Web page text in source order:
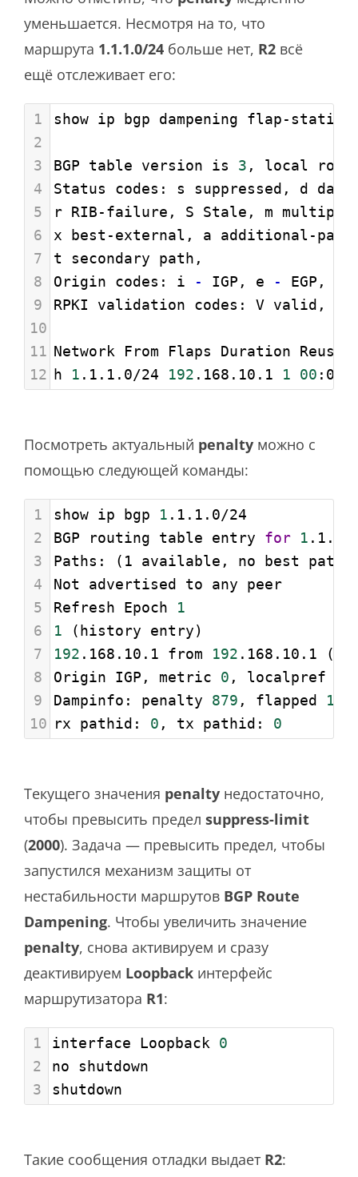
уменьшается. Несмотря на то, что
маршрута 1.1.1.0/24 больше нет, R2 всё
ещё отслеживает его:
1
show ip bgp dampening flap-
2
3
BGP table version is 3 , local
4
Status codes: s suppressed, d
5
r RIB-failure, S Stale, m
6
x best-external, a additional-path,
7
t secondary path,
8
Origin codes: i - IGP, e - EGP, ?
9
RPKI validation codes: V valid, I
10
11 Network From Flaps Duration Reuse
12 h 1 .1.1.0/24 192 .168.10.1 1 00
Посмотреть актуальный penalty можно с
помощью следующей команды:
1 show ip bgp 1 .1.1.0/24
2
BGP routing table entry for 1
3
Paths: (1 available, no best path)
4
Not advertised to any peer
5
Refresh Epoch 1
6
1 (history entry)
7
192 .168.10.1 from 192 .168.10.1
8
Origin IGP, metric 0 , localpref
9
Dampinfo: penalty 879 , flapped 1
10 rx pathid: 0 , tx pathid: 0
Текущего значения penalty недостаточно,
чтобы превысить предел suppress-limit
(2000). Задача — превысить предел, чтобы
запустился механизм защиты от
нестабильности маршрутов BGP Route
Dampening. Чтобы увеличить значение
penalty, снова активируем и сразу
деактивируем Loopback интерфейс
маршрутизатора R1:
1 interface Loopback 0
2
no shutdown
3
shutdown
Такие сообщения отладки выдает R2: